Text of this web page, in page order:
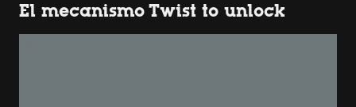
El mecanismo Twist to unlock